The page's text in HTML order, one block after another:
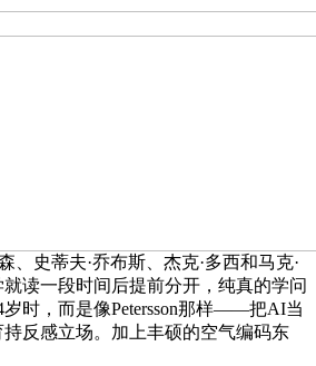
、史蒂夫·乔布斯、杰克·多西和马克·
读一段时间后提前分开，纯真的学问
时，而是像Petersson那样——把AI当
反感立场。加上丰硕的空气编码东